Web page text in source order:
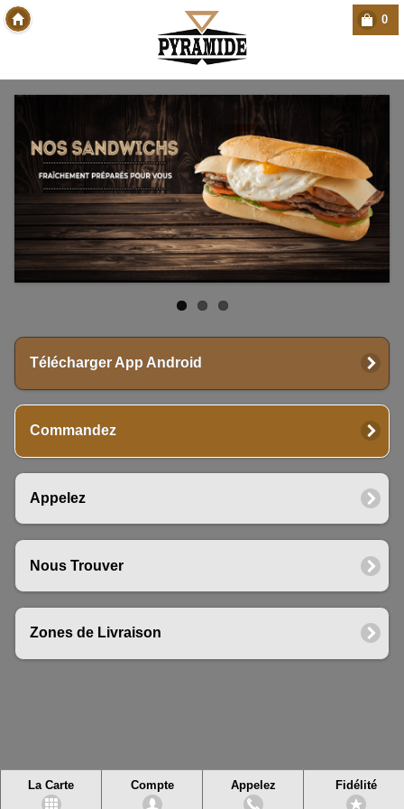
0
Télécharger App Android
Commandez
Appelez
Nous Trouver
Zones de Livraison
La Carte Compte Appelez Fidélité
Copyright Des-click